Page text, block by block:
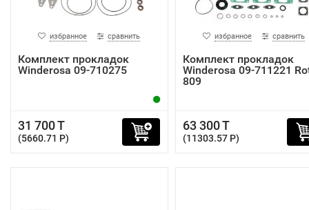
избранное сравнить
Комплект прокладок
Winderosa 09-710275
31 700 T
(5660.71 P)
избранное сравнить
Комплект прокладок
Winderosa 09-711221
809
63 300 T
(11303.57 P)